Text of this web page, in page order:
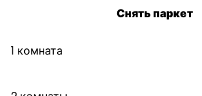
Снять паркет
1 комната